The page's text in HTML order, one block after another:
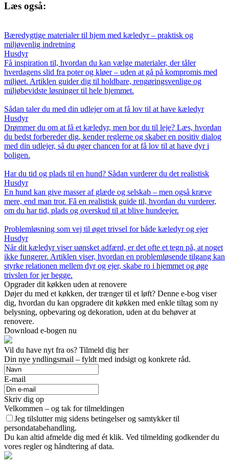
Læs også:
Bæredygtige materialer til hjem med kæledyr – praktisk og
miljøvenlig indretning
Husdyr
Få inspiration til, hvordan du kan vælge materialer, der tåler
hverdagens slid fra poter og kløer – uden at gå på kompromis med
miljøet. Artiklen guider dig til holdbare, rengøringsvenlige og
miljøbevidste løsninger til hele hjemmet.
Sådan taler du med din udlejer om at få lov til at have kæledyr
Husdyr
Drømmer du om at få et kæledyr, men bor du til leje? Læs, hvordan
du bedst forbereder dig, kender reglerne og skaber en positiv dialog
med din udlejer, så du øger chancen for at få lov til at have dyr i
boligen.
Har du tid og plads til en hund? Sådan vurderer du det realistisk
Husdyr
En hund kan give masser af glæde og selskab – men også kræve
mere, end man tror. Få en realistisk guide til, hvordan du vurderer,
om du har tid, plads og overskud til at blive hundeejer.
Problemløsning som vej til øget trivsel for både kæledyr og ejer
Husdyr
Når dit kæledyr viser uønsket adfærd, er det ofte et tegn på, at noget
ikke fungerer. Artiklen viser, hvordan en problemløsende tilgang kan
styrke relationen mellem dyr og ejer, skabe ro i hjemmet og øge
trivslen for jer begge.
Opgrader dit køkken uden at renovere
Døjer du med et køkken, der trænger til et løft? Denne e-bog viser
dig, hvordan du kan opgradere dit køkken med enkle tiltag som ny
belysning, opbevaring og dekoration, uden at du behøver at
renovere.
Download e-bogen nu
Vil du have nyt fra os? Tilmeld dig her
Din nye yndlingsmail – fyldt med indsigt og konkrete råd.
E-mail
Skriv dig op
Velkommen – og tak for tilmeldingen
Jeg tilslutter mig sidens betingelser og samtykker til
persondatabehandling.
Du kan altid afmelde dig med ét klik. Ved tilmelding godkender du
vores regler og håndtering af data.